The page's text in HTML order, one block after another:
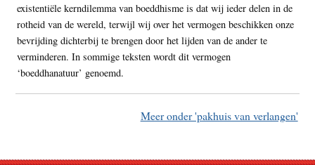
existentiële kerndilemma van boeddhisme is dat wij ieder delen in de
rotheid van de wereld, terwijl wij over het vermogen beschikken onze
bevrijding dichterbij te brengen door het lijden van de ander te
verminderen. In sommige teksten wordt dit vermogen
‘boeddhanatuur’ genoemd.
Meer onder 'pakhuis van verlangen'